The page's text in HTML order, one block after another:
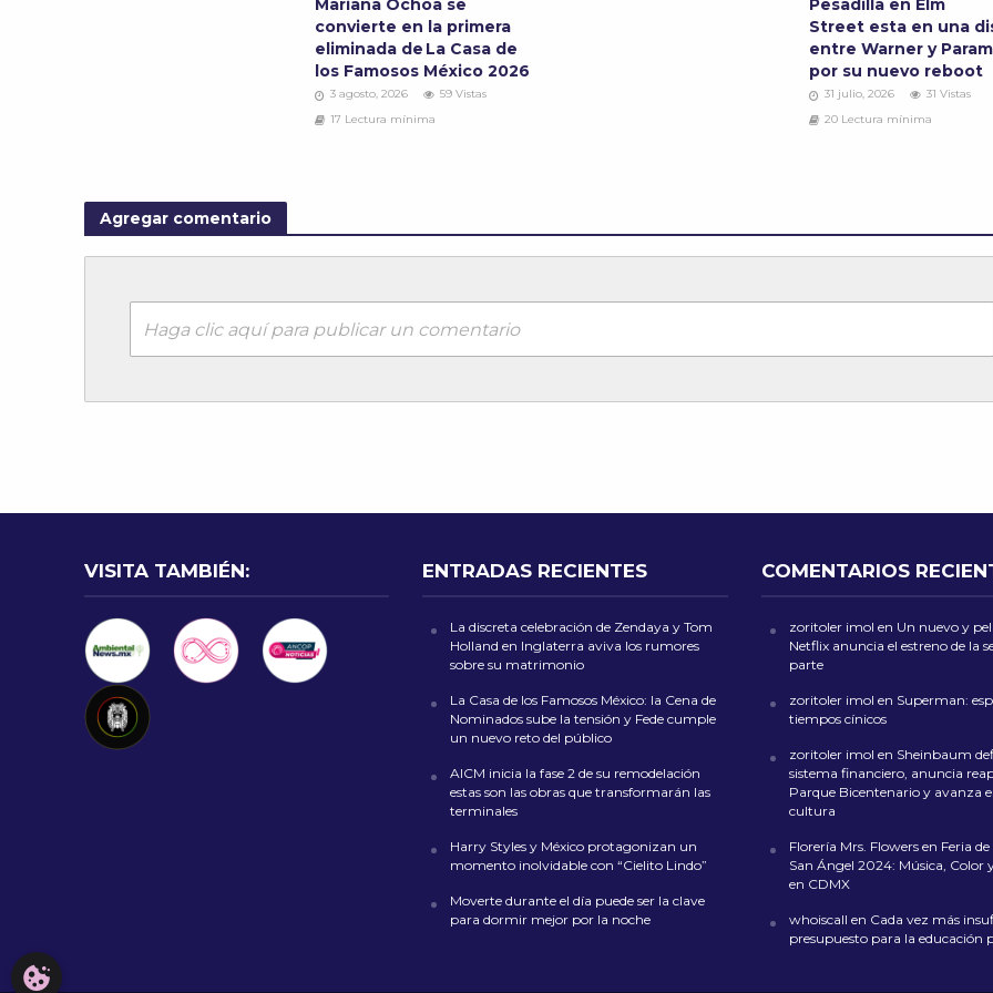
Mariana Ochoa se
convierte en la primera
eliminada de La Casa de
los Famosos México 2026
3 agosto, 2026
59 Vistas
17 Lectura mínima
Pesadilla en Elm
Street esta en una
entre Warner y
por su nuevo reboot
31 julio, 2026
31 Vistas
20 Lectura mínima
Agregar comentario
Haga clic aquí para publicar un comentario
VISITA TAMBIÉN: ENTRADAS RECIENTES
La discreta celebración de Zendaya y Tom
Holland en Inglaterra aviva los rumores
sobre su matrimonio
La Casa de los Famosos México: la Cena de
Nominados sube la tensión y Fede cumple
un nuevo reto del público
AICM inicia la fase 2 de su remodelación
estas son las obras que transformarán las
terminales
Harry Styles y México protagonizan un
momento inolvidable con “Cielito Lindo”
Moverte durante el día puede ser la clave
para dormir mejor por la noche
COMENTARIOS
zoritoler imol en Un nuevo y
Netflix anuncia el estreno de la
parte
zoritoler imol en Superman:
tiempos cínicos
zoritoler imol en Sheinbaum
sistema financiero, anuncia
Parque Bicentenario y avanza
cultura
Florería Mrs. Flowers en Feria
San Ángel 2024: Música, Color
en CDMX
whoiscall en Cada vez más
presupuesto para la educación
CONFIGURACIÓN DE COOKIES